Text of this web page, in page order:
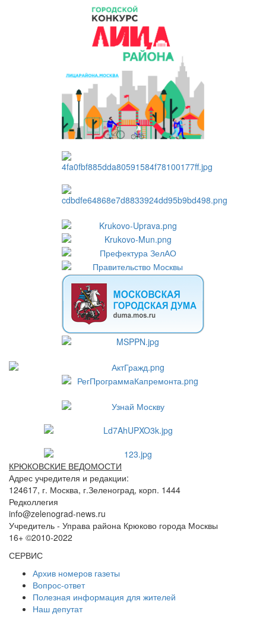
КРЮКОВСКИЕ ВЕДОМОСТИ
Адрес учредителя и редакции:
124617, г. Москва, г.Зеленоград, корп. 1444
Редколлегия
info@zelenograd-news.ru
Учредитель - Управа района Крюково города Москвы
16+ ©2010-2022
СЕРВИС
Архив номеров газеты
Вопрос-ответ
Полезная информация для жителей
Наш депутат